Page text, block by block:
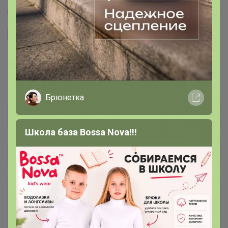
Общий каталог
Шоколадно-ореховые пасты В
НАЛИЧИИ и ПОД ЗАКАЗ
Другие СП организатора Бонифаций
Сайт закупки
Торговые марки
Torrefacto™
Брюнетка
Школа база Bossa Nova!!!